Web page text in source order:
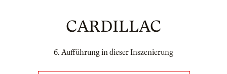
CARDILLAC
6. Aufführung in dieser Inszenierung